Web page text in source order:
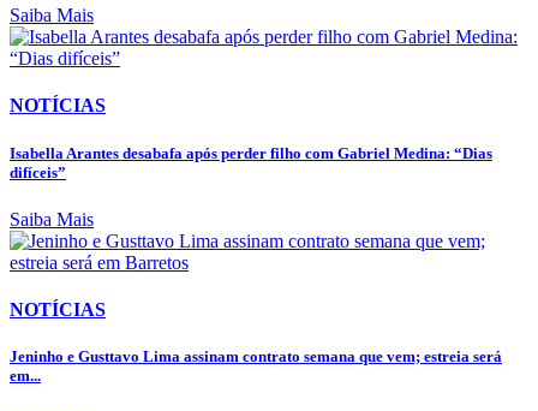
Saiba Mais
NOTÍCIAS
Isabella Arantes desabafa após perder filho com Gabriel Medina: “Dias
difíceis”
Saiba Mais
NOTÍCIAS
Jeninho e Gusttavo Lima assinam contrato semana que vem; estreia será
em...